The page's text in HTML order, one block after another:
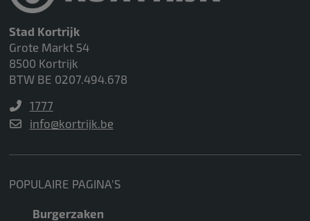
Stad Kortrijk
Grote Markt 54
8500 Kortrijk
BTW BE 0207.494.678
1777
info@kortrijk.be
POPULAIRE PAGINA'S
Burgerzaken